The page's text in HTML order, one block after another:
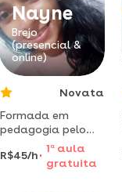
Nayne
Brejo
(presencial &
online)
Novata
Formada em
pedagogia pelo
instituto de ensino
superior
múltiplo(iesm)
R$45/h
1 aaula
gratuita